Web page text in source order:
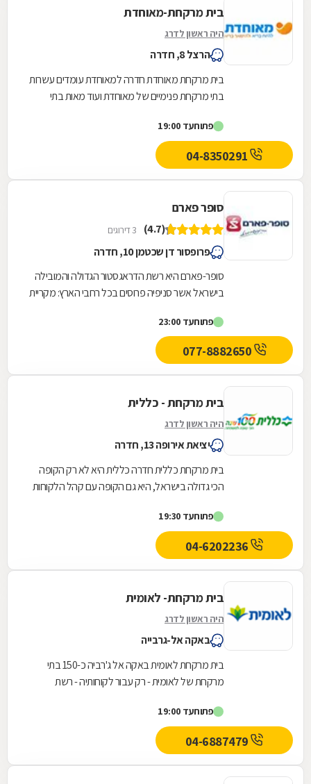
בית מרקחת-מאוחדת
היה ראשון לדרג
הרצל 8, חדרה
בית מרקחת מאוחדת חדרה למאוחדת עומדים עשרות
בתי מרקחת פנימיים של מאוחדת ועוד מאות בתי
רשתות...
פתוחעד 19:00
04-8350291
סופר פארם
(4.7) 3 דירוגים
פרופסור דן שכטמן 10, חדרה
סופר-פארם היא רשת הדראגסטור הגדולה והמובילה
בישראל אשר סניפיה פרוסים בכל רחבי הארץ: מקריית
פתוחעד 23:00
בית מרקחת - כללית
היה ראשון לדרג
יציאת אירופה 13, חדרה
בית מרקחת כללית חדרה כללית היא לא רק הקופה
הכי גדולה בישראל, היא גם הקופה עם קהל הלקוחות
שירות...
פתוחעד 19:30
04-6202236
בית מרקחת- לאומית
היה ראשון לדרג
באקה אל-גרבייה
בית מרקחת לאומית באקה אל ג'רביה כ-150 בתי
מרקחת של לאומית - רק עבור לקוחותיה - רשת
פתוחעד 19:00
04-6887479